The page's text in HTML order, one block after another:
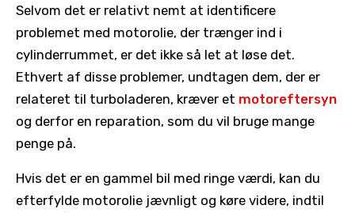
Selvom det er relativt nemt at identificere
problemet med motorolie, der trænger ind i
cylinderrummet, er det ikke så let at løse det.
Ethvert af disse problemer, undtagen dem, der er
relateret til turboladeren, kræver et motoreftersyn
og derfor en reparation, som du vil bruge mange
penge på.
Hvis det er en gammel bil med ringe værdi, kan du
efterfylde motorolie jævnligt og køre videre, indtil